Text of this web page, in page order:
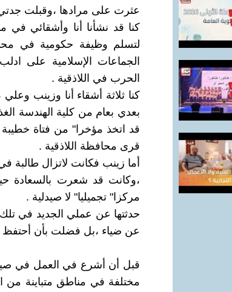
عثرت على مرادها ،وقبلت
كنا قد نشأنا أنا وأشقائي في
لتسلم وظيفة حكومية في
الجماعات الإسلامية على
الحرب في اللاذقية .
كنا ثلاثة أشقاء أنا وزينب
بعدي بعام من كلية الهندسة
قد اتخذ مؤخرا" من فتاة
قرى محافظة اللاذقية .
أما زينب فكانت لاتزال طالبة
،وكانت قد شعرت بالسعادة
مركزا" تجميليا" لا صيدلية .
حدثتها عن عملي الجديد في
عن ضياء ،بل فضلت بأن أحتفظ
قبل أن أشرع في العمل في
مختلفة في مناطق متباينة من